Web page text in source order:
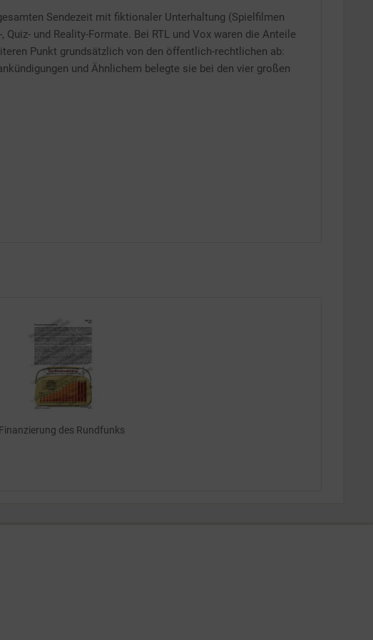
Sendezeit mit fiktionaler Unterhaltung (Spielfilmen
und Reality-Formate. Bei RTL und Vox waren die Anteile
Punkt grundsätzlich von den öffentlich-rechtlichen ab:
und Ähnlichem belegte sie bei den vier großen
Finanzierung des Rundfunks